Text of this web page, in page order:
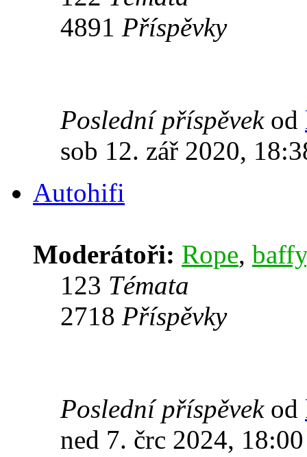
4891 Příspěvky
Poslední příspěvekod
sob 12. zář 2020,
Autohifi
Moderátoři: Rope, baffy
123 Témata
2718 Příspěvky
Poslední příspěvekod
ned 7. črc 2024, 18:00